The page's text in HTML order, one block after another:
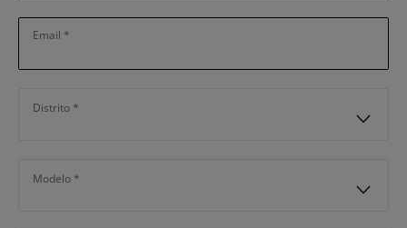
Email
Distrito
Modelo